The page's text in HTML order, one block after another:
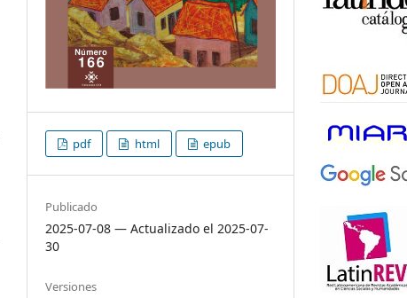
pdf html epub
Publicado
2025-07-08 — Actualizado el 2025-07-
30
Versiones